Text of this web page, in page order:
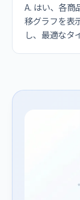
A. はい、各商
移グラフを表
し、最適なタ